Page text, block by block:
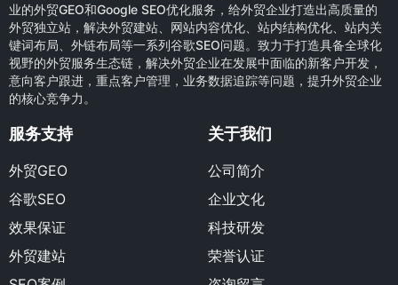
业的外贸GEO和Google SEO优化服务，给外贸企业打造出高质量的
外贸独立站，解决外贸建站、网站内容优化、站内结构优化、站内关
键词布局、外链布局等一系列谷歌SEO问题。致力于打造具备全球化
视野的外贸服务生态链，解决外贸企业在发展中面临的新客户开发，
意向客户跟进，重点客户管理，业务数据追踪等问题，提升外贸企业
的核心竞争力。
服务支持
外贸GEO
谷歌SEO
效果保证
外贸建站
关于我们
公司简介
企业文化
科技研发
荣誉认证